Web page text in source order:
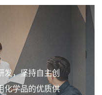
发，坚持自主创
化学品的优质供